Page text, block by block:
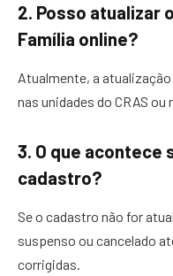
2. Posso atualizar
Família online?
Atualmente, a
nas unidades do CRAS
3. O que acontece
cadastro?
Se o cadastro não for
suspenso ou cancelado
corrigidas.